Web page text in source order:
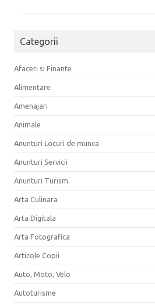
Categorii
Afaceri si Finante
Alimentare
Amenajari
Animale
Anunturi Locuri de munca
Anunturi Servicii
Anunturi Turism
Arta Culinara
Arta Digitala
Arta Fotografica
Articole Copii
Auto, Moto, Velo
Autoturisme